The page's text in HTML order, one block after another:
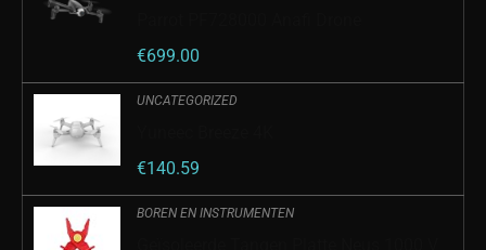
€699.00
UNCATEGORIZED
€140.59
BOREN EN INSTRUMENTEN